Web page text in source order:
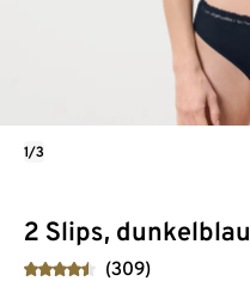
2 Slips, dunkelblau
(309)
1/3